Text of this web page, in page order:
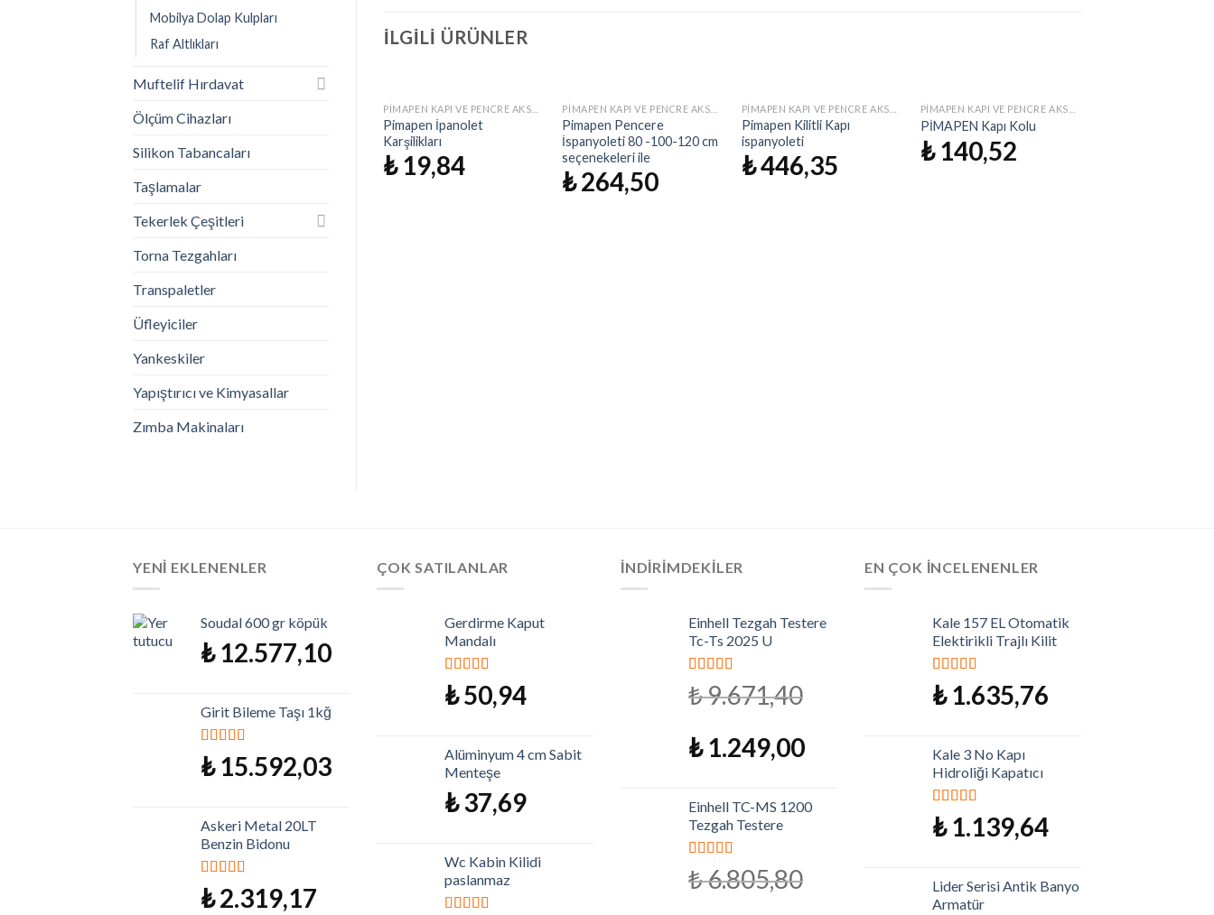
İLGILI ÜRÜNLER
Pimapen İpanolet
Karşilikları
₺19,84
Ekle
Pimapen Pencere
İspanyoleti 80 -100-120 cm
seçenekeleri ile
₺264,50
Pimapen Kilitli Kapı
ispanyoleti
₺446,35
Listeme
PİMAPEN Kapı Kolu
₺140,52
İstek
Ekle
Kidmix Çelik Halatlı Ve
Çocuk Güvenliği Ve
Pimapen pencere
₺49,60
Mobilya Dolap Kulpları
Raf Altlıkları
Muftelif Hırdavat
Ölçüm Cihazları
Silikon Tabancaları
Taşlamalar
Tekerlek Çeşitleri
Torna Tezgahları
Transpaletler
Üfleyiciler
Yankeskiler
Yapıştırıcı ve Kimyasallar
Zımba Makinaları
YENI EKLENENLER
Soudal 600 gr köpük
₺12.577,10
Girit Bileme Taşı 1kğ
5 üzerinden
5.00oy aldı
₺15.592,03
Askeri Metal 20LT
Benzin Bidonu
5 üzerinden
5.00oy aldı
₺2.319,17
ÇOK SATILANLAR
Gerdirme Kaput
Mandalı
5 üzerinden
5.00oy aldı
₺50,94
Alüminyum 4 cm Sabit
Menteşe
₺37,69
Wc Kabin Kilidi
paslanmaz
İNDIRIMDEKILER
Einhell Tezgah Testere
Tc-Ts 2025 U
5 üzerinden
5.00oy aldı
₺9.671,40
₺1.249,00
Einhell TC-MS 1200
Tezgah Testere
5 üzerinden
5.00oy aldı
₺6.805,80
EN ÇOK İNCELENENLER
Kale 157 EL Otomatik
Elektirikli Trajlı Kilit
5 üzerinden
5.00oy aldı
₺1.635,76
Kale 3 No Kapı
Hidroliği Kapatıcı
5 üzerinden
5.00oy aldı
₺1.139,64
Lider Serisi Antik Banyo
Armatür